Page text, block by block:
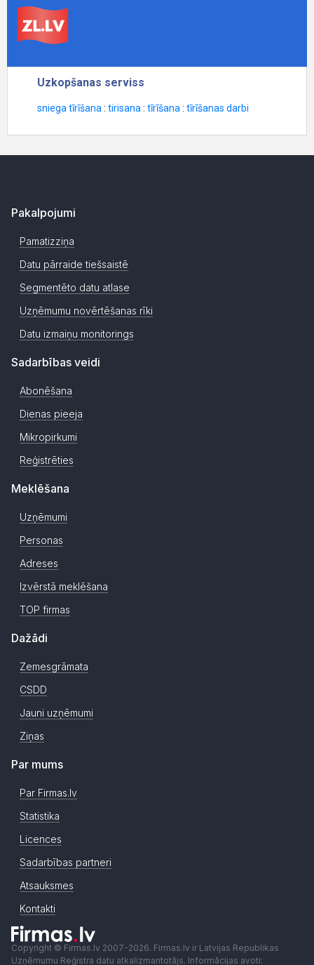
Pakalpojumi
Pamatizziņa
Datu pārraide tiešsaistē
Segmentēto datu atlase
Uzņēmumu novērtēšanas rīki
Datu izmaiņu monitorings
Sadarbības veidi
Abonēšana
Dienas pieeja
Mikropirkumi
Reģistrēties
Meklēšana
Uzņēmumi
Personas
Adreses
Izvērstā meklēšana
TOP firmas
Dažādi
Zemesgrāmata
CSDD
Jauni uzņēmumi
Ziņas
Par mums
Par Firmas.lv
Statistika
Licences
Sadarbības partneri
Atsauksmes
Kontakti
Copyright © Firmas.lv 2007-2026. Firmas.lv ir Latvijas Republikas
Uzņēmumu Reģistra datu atkalizmantotājs. Informācijas avoti: